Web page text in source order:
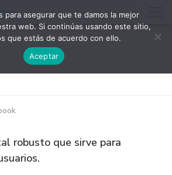
robusto que sirve para
para asegurar que te damos la mejor
web. Si continúas usando este sitio,
que estás de acuerdo con ello.
Aceptar